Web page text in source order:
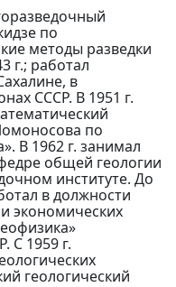
по
методы разведки
г.; работал
в
СССР. В 1951 г.
по
В 1962 г. занимал
общей геологии
институте. До
в должности
экономических
С 1959 г.
геологический